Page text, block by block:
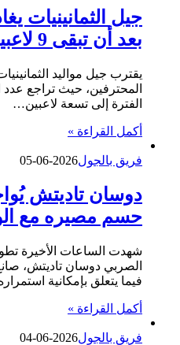
جيل الثمانينيات
بعد أن تبقى 9 لاعبين فقط
يقترب جيل مواليد
المحترفين، حيث تراجع عدد
الفترة إلى تسعة لاعبين…
أكمل القراءة »
فريق بالجول2026-06-05
دوسان تاديتش
حسم مصيره مع
شهدت الساعات الأخيرة
الصربي دوسان تاديتش،
فيما يتعلق بإمكانية
أكمل القراءة »
فريق بالجول2026-06-04